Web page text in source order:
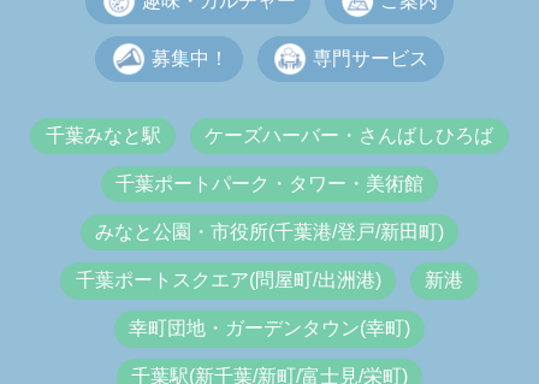
募集中！ 専門サービス
千葉みなと駅 ケーズハーバー・さんばしひろば
千葉ポートパーク・タワー・美術館
みなと公園・市役所(千葉港/登戸/新田町)
千葉ポートスクエア(問屋町/出洲港) 新港
幸町団地・ガーデンタウン(幸町)
千葉駅(新千葉/新町/富士見/栄町)